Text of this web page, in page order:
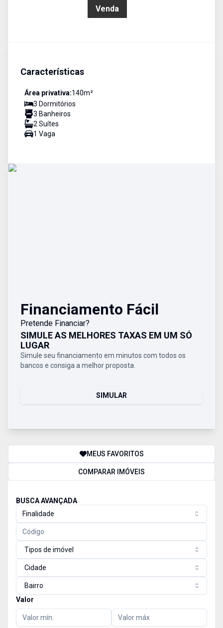
Venda
Características
Área privativa:140m²
3 Dormitórios
3 Banheiros
2 Suítes
1 Vaga
Financiamento Fácil
Pretende Financiar?
SIMULE AS MELHORES TAXAS EM UM SÓ
LUGAR
Simule seu financiamento em minutos com todos os
bancos e consiga a melhor proposta.
SIMULAR
MEUS FAVORITOS
COMPARAR IMÓVEIS
BUSCA AVANÇADA
Finalidade
Tipos de imóvel
Cidade
Bairro
Valor